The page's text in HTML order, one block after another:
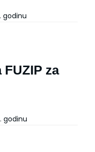
godinu
za
godinu